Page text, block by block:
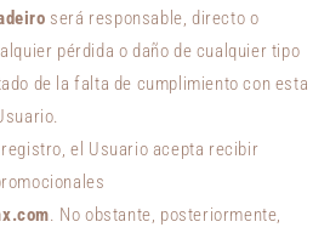
será responsable, directo o
pérdida o daño de cualquier tipo
de la falta de cumplimiento con esta
el Usuario acepta recibir
. No obstante, posteriormente,